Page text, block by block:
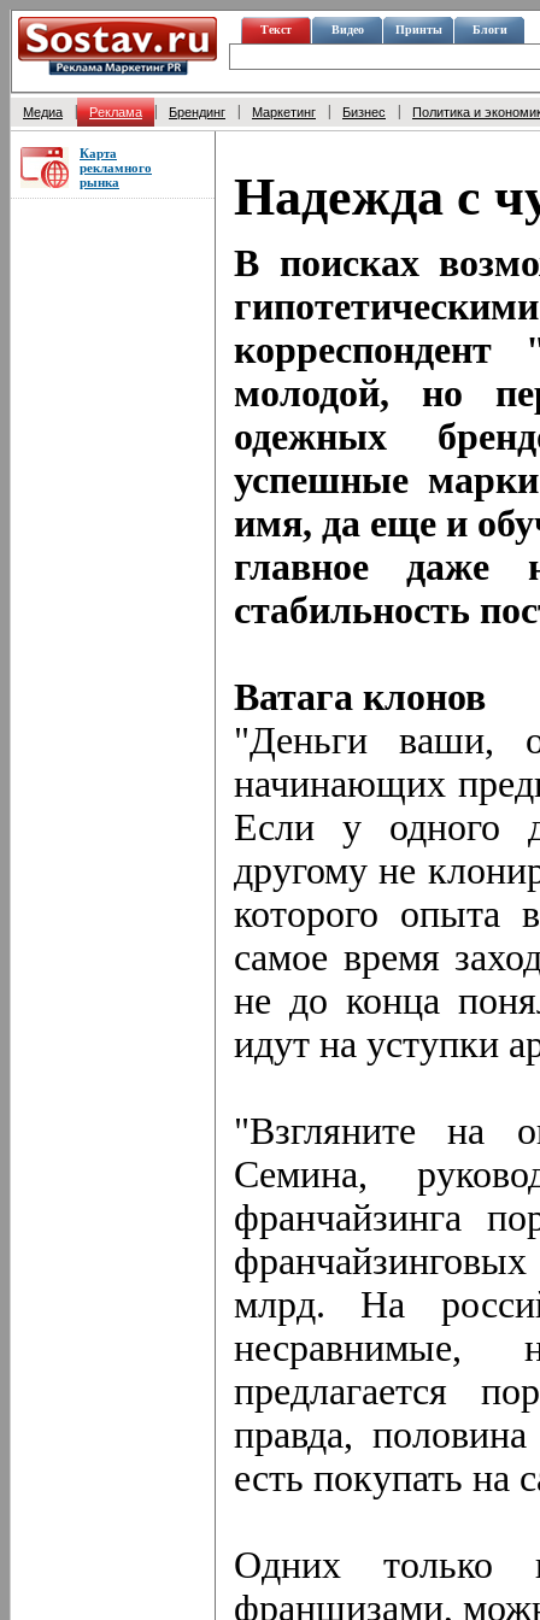
Текст Видео Принты Блоги
Медиа Реклама Брендинг Маркетинг Бизнес Политика и
Карта
рекламного
рынка
Надежда с
В поисках
молодой, но
одежных
успешные марки
имя, да еще и
главное даже
стабильность
Ватага клонов
"Деньги ваши,
начинающих
Если у одного
другому не
которого опыта
самое время
не до конца
идут на уступки
"Взгляните на
Семина,
франчайзинга
млрд. На
несравнимые,
предлагается
правда,
есть покупать на
Одних только
франшизами,